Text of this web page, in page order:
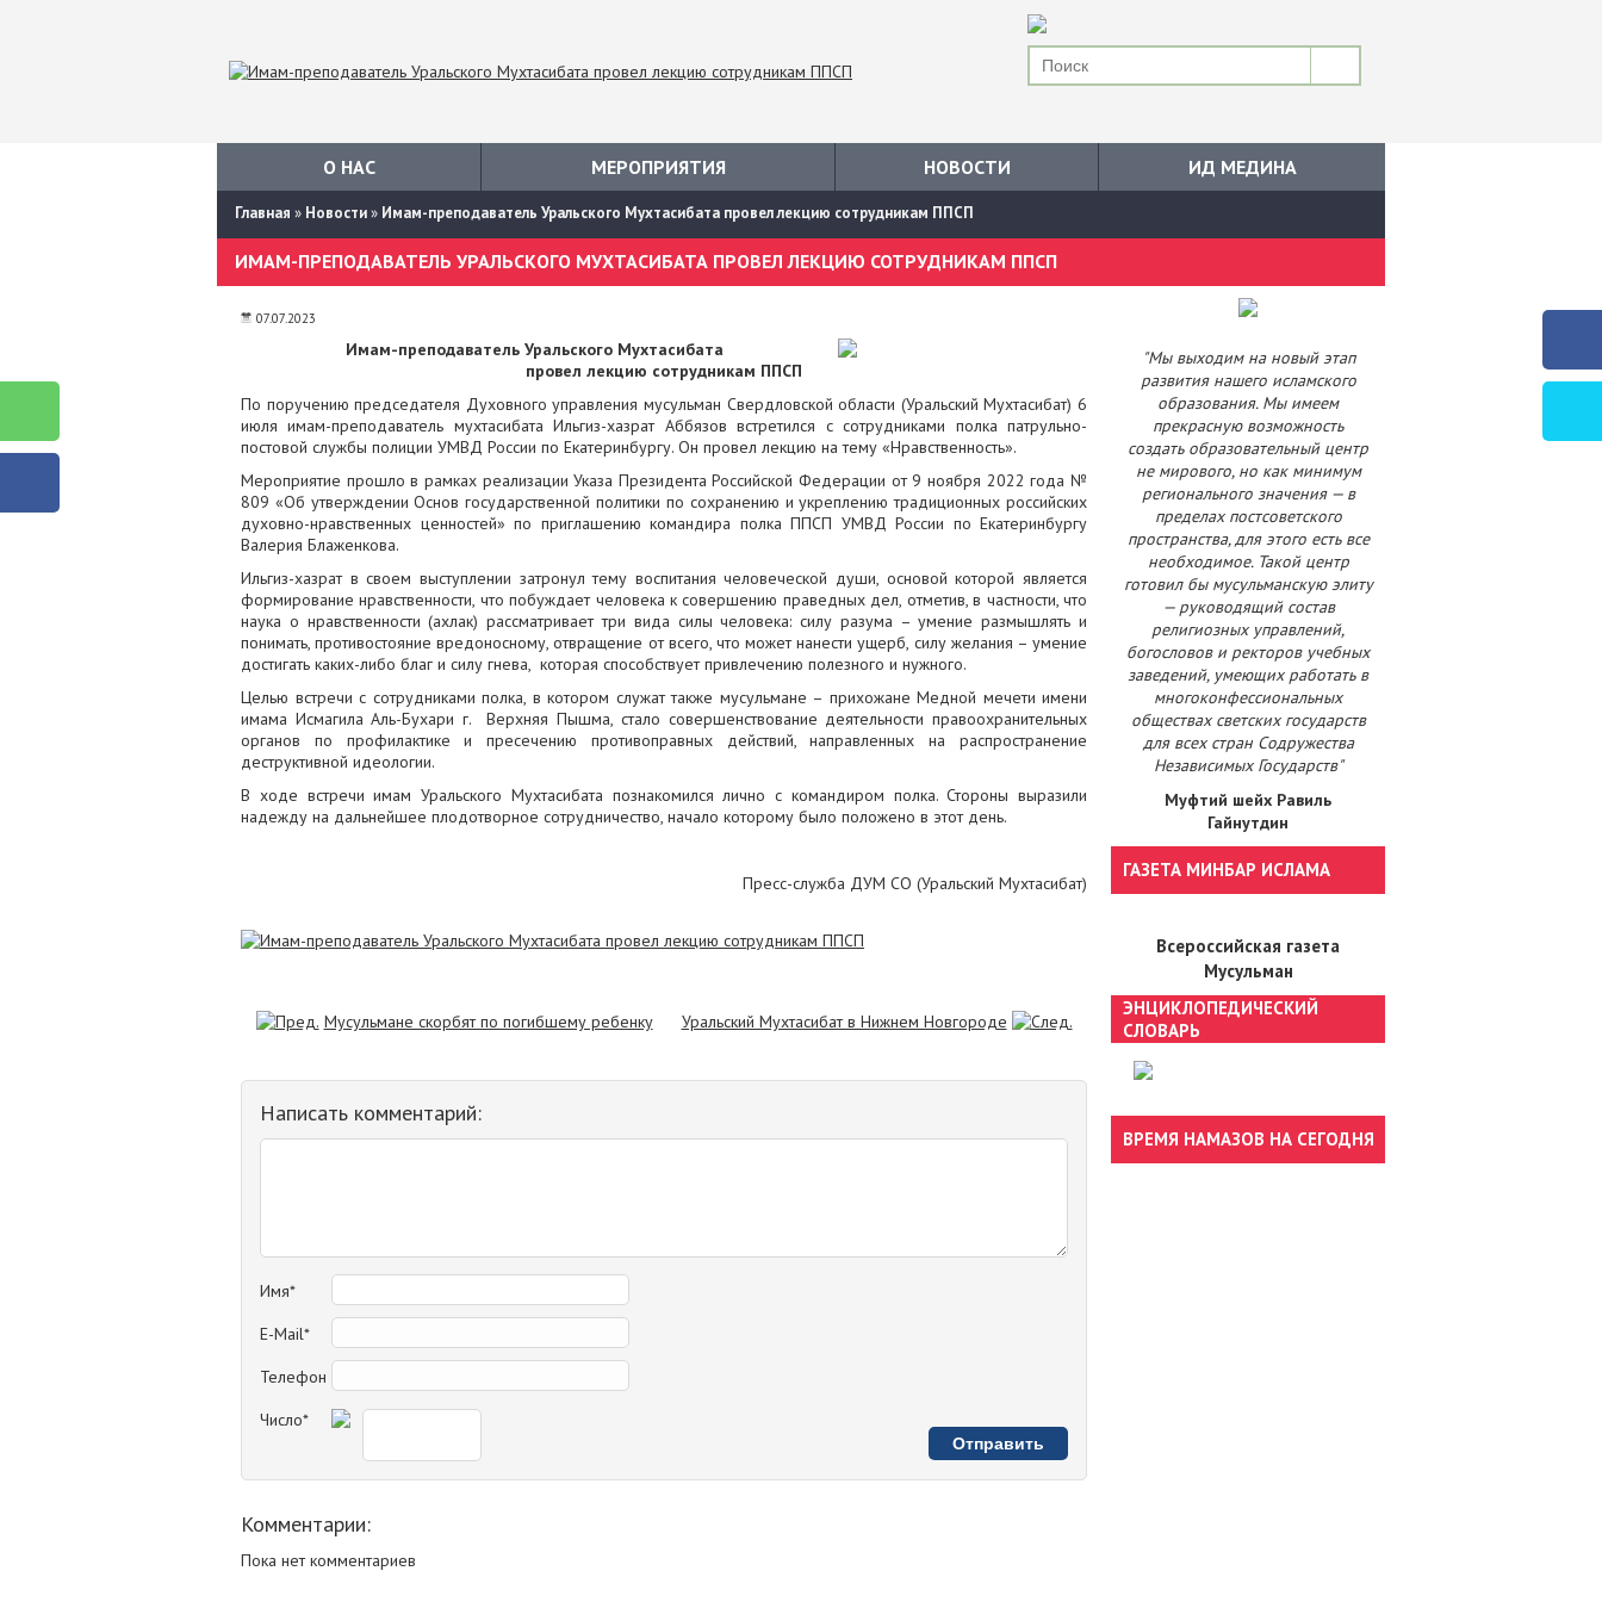
О НАС МЕРОПРИЯТИЯ НОВОСТИ ИД МЕДИНА
Главная » Новости» Имам-преподаватель Уральского Мухтасибата провел лекцию сотрудникам ППСП
"Мы выходим на новый этап
развития нашего исламского
образования. Мы имеем
прекрасную возможность
создать образовательный центр
не мирового, но как минимум
регионального значения — в
пределах постсоветского
пространства, для этого есть все
необходимое. Такой центр
готовил бы мусульманскую элиту
— руководящий состав
религиозных управлений,
богословов и ректоров учебных
заведений, умеющих работать в
многоконфессиональных
обществах светских государств
для всех стран Содружества
Независимых Государств"
Муфтий шейх Равиль
Гайнутдин
ГАЗЕТА МИНБАР ИСЛАМА
Всероссийская газета
Мусульман
ЭНЦИКЛОПЕДИЧЕСКИЙ
СЛОВАРЬ
ВРЕМЯ НАМАЗОВ НА СЕГОДНЯ
ИМАМ-ПРЕПОДАВАТЕЛЬ УРАЛЬСКОГО МУХТАСИБАТА ПРОВЕЛ ЛЕКЦИЮ СОТРУДНИКАМ ППСП
07.07.2023
Имам-преподаватель Уральского Мухтасибата
провел лекцию сотрудникам ППСП
По поручению председателя Духовного управления мусульман Свердловской области (Уральский Мухтасибат) 6
июля имам-преподаватель мухтасибата Ильгиз-хазрат Аббязов встретился с сотрудниками полка патрульно-
постовой службы полиции УМВД России по Екатеринбургу. Он провел лекцию на тему «Нравственность».
Мероприятие прошло в рамках реализации Указа Президента Российской Федерации от 9 ноября 2022 года №
809 «Об утверждении Основ государственной политики по сохранению и укреплению традиционных российских
духовно-нравственных ценностей» по приглашению командира полка ППСП УМВД России по Екатеринбургу
Валерия Блаженкова.
Ильгиз-хазрат в своем выступлении затронул тему воспитания человеческой души, основой которой является
формирование нравственности, что побуждает человека к совершению праведных дел, отметив, в частности, что
наука о нравственности (ахлак) рассматривает три вида силы человека: силу разума – умение размышлять и
понимать, противостояние вредоносному, отвращение от всего, что может нанести ущерб, силу желания – умение
достигать каких-либо благ и силу гнева, которая способствует привлечению полезного и нужного.
Целью встречи с сотрудниками полка, в котором служат также мусульмане – прихожане Медной мечети имени
имама Исмагила Аль-Бухари г. Верхняя Пышма, стало совершенствование деятельности правоохранительных
органов по профилактике и пресечению противоправных действий, направленных на распространение
деструктивной идеологии.
В ходе встречи имам Уральского Мухтасибата познакомился лично с командиром полка. Стороны выразили
надежду на дальнейшее плодотворное сотрудничество, начало которому было положено в этот день.
Пресс-служба ДУМ СО (Уральский Мухтасибат)
Мусульмане скорбят по погибшему ребенку Уральский Мухтасибат в Нижнем Новгороде
Написать комментарий:
Имя*
E-Mail*
Телефон
Число*
Комментарии:
Пока нет комментариев